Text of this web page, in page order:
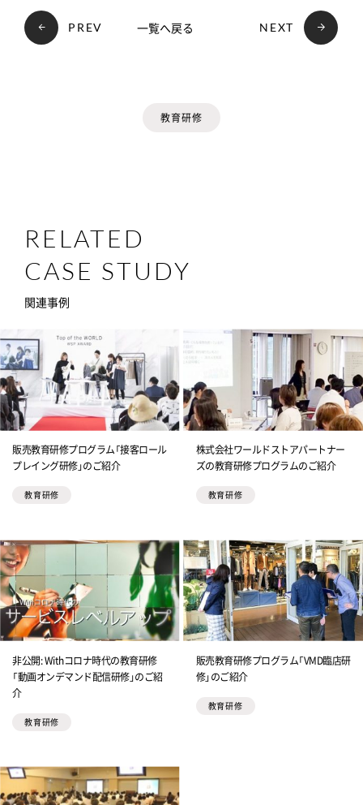
PREV 一覧へ戻る NEXT
教育研修
RELATED
CASE STUDY
関連事例
販売教育研修プログラム「接客ロール
プレイング研修」のご紹介
教育研修
株式会社ワールドストアパートナー
ズの教育研修プログラムのご紹介
教育研修
非公開: Withコロナ時代の教育研修
「動画オンデマンド配信研修」のご紹
介
教育研修
販売教育研修プログラム「VMD臨店研
修」のご紹介
教育研修